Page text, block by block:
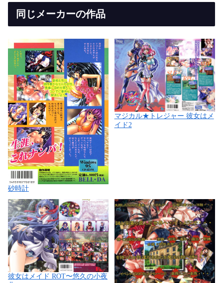
同じメーカーの作品
砂時計
マジカル★トレジャー 彼女はメ
イド2
彼女はメイド ROT〜悠久の小夜